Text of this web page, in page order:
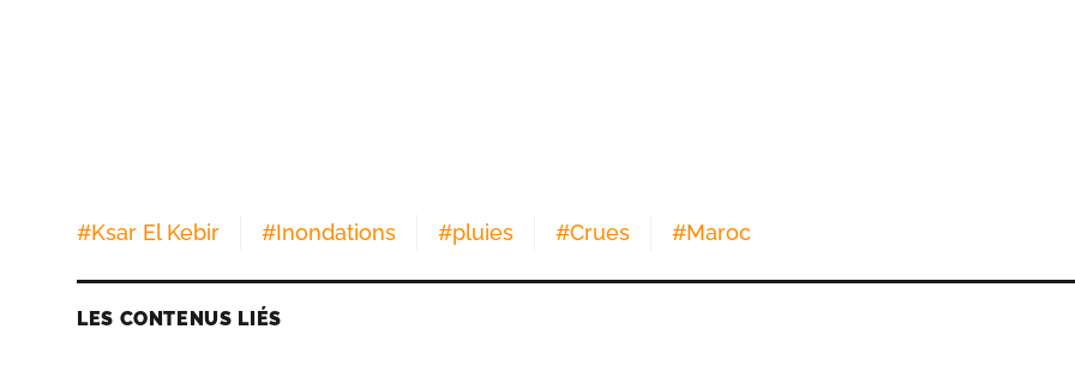
#Ksar El Kebir #Inondations #pluies #Crues #Maroc
LES CONTENUS LIÉS